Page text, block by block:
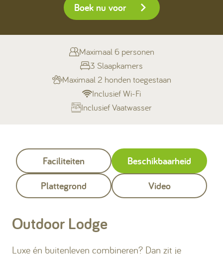
+31 (0) 529 451 362
Gastinformatie
Werken bij
Mijn Ommerland
Boek nu voor
Maximaal 6 personen
3 Slaapkamers
Maximaal 2 honden toegestaan
Inclusief Wi-Fi
Inclusief Vaatwasser
Faciliteiten
Beschikbaarheid
Plattegrond
Video
Outdoor Lodge
Luxe én buitenleven combineren? Dan zit je